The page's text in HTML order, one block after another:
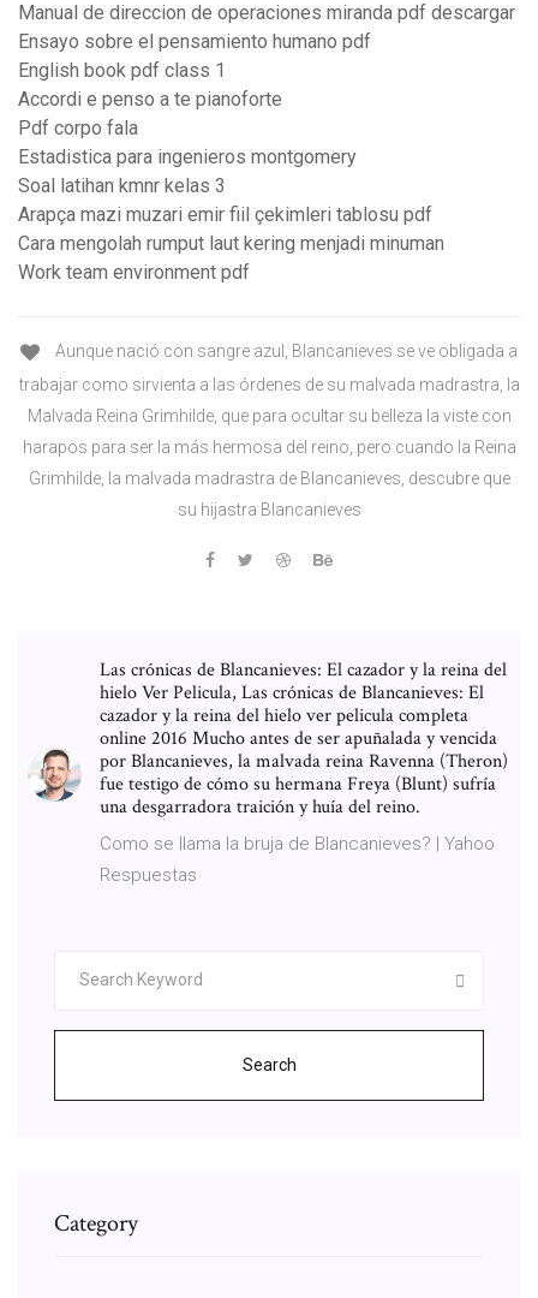
Manual de direccion de operaciones miranda pdf descargar
Ensayo sobre el pensamiento humano pdf
English book pdf class 1
Accordi e penso a te pianoforte
Pdf corpo fala
Estadistica para ingenieros montgomery
Soal latihan kmnr kelas 3
Arapça mazi muzari emir fiil çekimleri tablosu pdf
Cara mengolah rumput laut kering menjadi minuman
Work team environment pdf
Aunque nació con sangre azul, Blancanieves se ve obligada a
trabajar como sirvienta a las órdenes de su malvada madrastra, la
Malvada Reina Grimhilde, que para ocultar su belleza la viste con
harapos para ser la más hermosa del reino, pero cuando la Reina
Grimhilde, la malvada madrastra de Blancanieves, descubre que
su hijastra Blancanieves
Las crónicas de Blancanieves: El cazador y la reina del
hielo Ver Pelicula, Las crónicas de Blancanieves: El
cazador y la reina del hielo ver pelicula completa
online 2016 Mucho antes de ser apuñalada y vencida
por Blancanieves, la malvada reina Ravenna (Theron)
fue testigo de cómo su hermana Freya (Blunt) sufría
una desgarradora traición y huía del reino.
Como se llama la bruja de Blancanieves? | Yahoo
Respuestas
Search
Category